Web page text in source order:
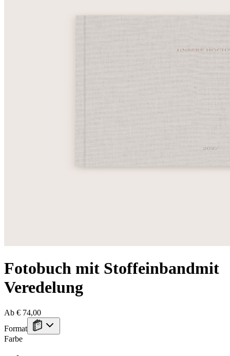
Fotobuch mit Stoffeinbandmit
Veredelung
Ab € 74,00
Format
Farbe